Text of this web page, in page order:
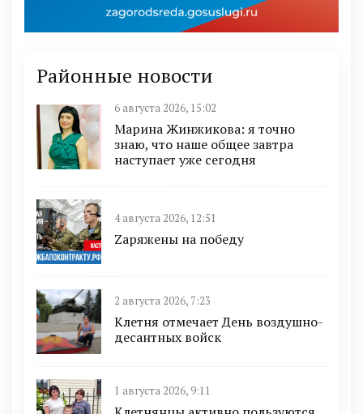
Районные новости
6 августа 2026, 15:02
Марина Жинжикова: я точно
знаю, что наше общее завтра
наступает уже сегодня
4 августа 2026, 12:51
Zаряжены на победу
2 августа 2026, 7:23
Клетня отмечает День воздушно-
десантных войск
1 августа 2026, 9:11